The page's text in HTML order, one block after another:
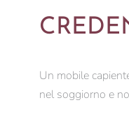
Un mobile
nel soggiorno e